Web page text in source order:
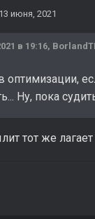
13 июня, 2021
в 19:16,
оптимизации,
Ну, пока
тот же